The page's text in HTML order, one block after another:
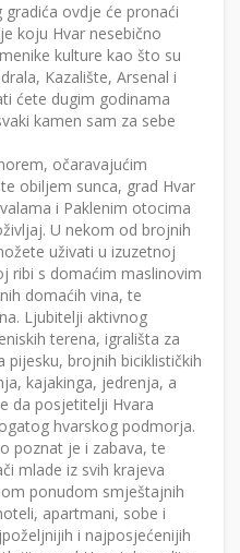
ovdje će pronaći
koju Hvar nesebično
kulture kao što su
Kazalište, Arsenal i
ćete dugim godinama
kamen sam za sebe
očaravajućim
obiljem sunca, grad Hvar
i Paklenim otocima
U nekom od brojnih
uživati u izuzetnoj
ribi s domaćim maslinovim
domaćih vina, te
Ljubitelji aktivnog
terena, igrališta za
brojnih biciklističkih
kajakinga, jedrenja, a
da posjetitelji Hvara
hvarskog podmorja.
poznat je i zabava, te
mlade iz svih krajeva
ponudom smještajnih
apartmani, sobe i
i najposjećenijih